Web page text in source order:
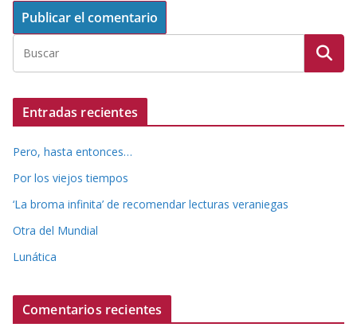
Entradas recientes
Pero, hasta entonces…
Por los viejos tiempos
‘La broma infinita’ de recomendar lecturas veraniegas
Otra del Mundial
Lunática
Comentarios recientes